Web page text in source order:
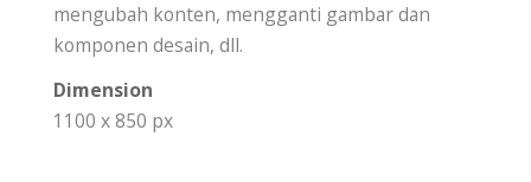
mengubah konten, mengganti gambar dan
komponen desain, dll.
Dimension
1100 x 850 px